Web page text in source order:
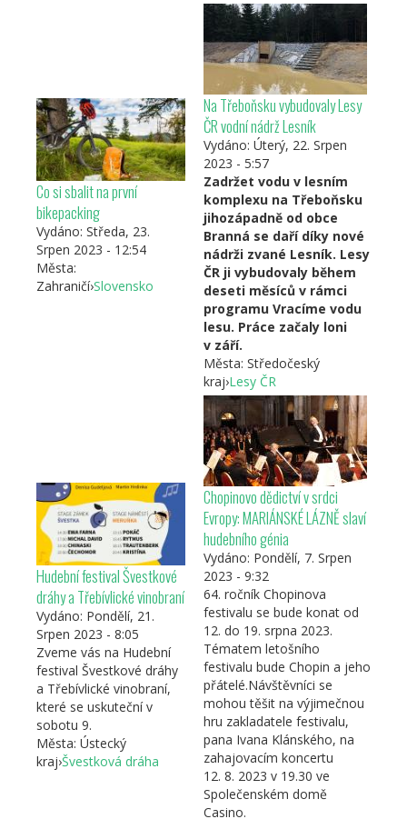
Co si sbalit na první
bikepacking
Vydáno: Středa, 23.
Srpen 2023 - 12:54
Města:
Zahraničí›Slovensko
Na Třeboňsku vybudovaly Lesy
ČR vodní nádrž Lesník
Vydáno: Úterý, 22. Srpen
2023 - 5:57
Zadržet vodu v lesním
komplexu na Třeboňsku
jihozápadně od obce
Branná se daří díky nové
nádrži zvané Lesník. Lesy
ČR ji vybudovaly během
deseti měsíců v rámci
programu Vracíme vodu
lesu. Práce začaly loni
v září.
Města: Středočeský
kraj›Lesy ČR
Hudební festival Švestkové
dráhy a Třebívlické vinobraní
Vydáno: Pondělí, 21.
Srpen 2023 - 8:05
Zveme vás na Hudební
festival Švestkové dráhy
a Třebívlické vinobraní,
které se uskuteční v
sobotu 9.
Města: Ústecký
kraj›Švestková dráha
Chopinovo dědictví v srdci
Evropy: MARIÁNSKÉ LÁZNĚ slaví
hudebního génia
Vydáno: Pondělí, 7. Srpen
2023 - 9:32
64. ročník Chopinova
festivalu se bude konat od
12. do 19. srpna 2023.
Tématem letošního
festivalu bude Chopin a jeho
přátelé.Návštěvníci se
mohou těšit na výjimečnou
hru zakladatele festivalu,
pana Ivana Klánského, na
zahajovacím koncertu
12. 8. 2023 v 19.30 ve
Společenském domě
Casino.